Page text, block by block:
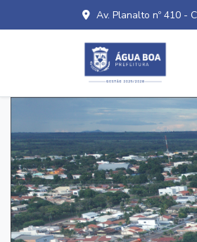
Av. Planalto nº 410 -